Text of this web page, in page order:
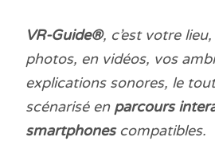
VR-Guide®, c’est votre
photos, en vidéos, vos
explications sonores, le
scénarisé en parcours
smartphonescompatibles.